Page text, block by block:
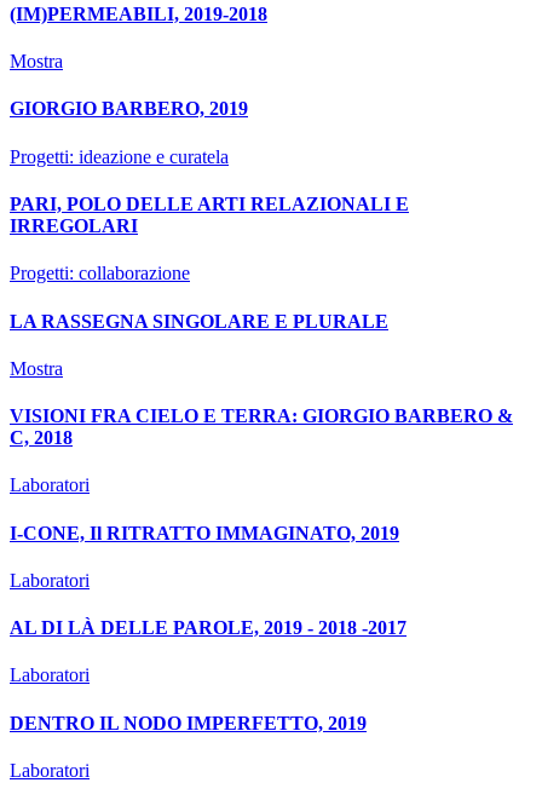
(IM)PERMEABILI, 2019-2018
Mostra
GIORGIO BARBERO, 2019
Progetti: ideazione e curatela
PARI, POLO DELLE ARTI RELAZIONALI E
IRREGOLARI
Progetti: collaborazione
LA RASSEGNA SINGOLARE E PLURALE
Mostra
VISIONI FRA CIELO E TERRA: GIORGIO BARBERO &
C, 2018
Laboratori
I-CONE, Il RITRATTO IMMAGINATO, 2019
Laboratori
AL DI LÀ DELLE PAROLE, 2019 - 2018 -2017
Laboratori
DENTRO IL NODO IMPERFETTO, 2019
Laboratori